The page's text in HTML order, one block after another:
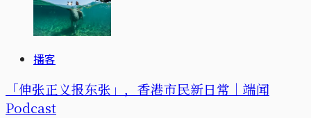
播客
「伸张正义报东张」，香港市民新日常｜端闻
Podcast